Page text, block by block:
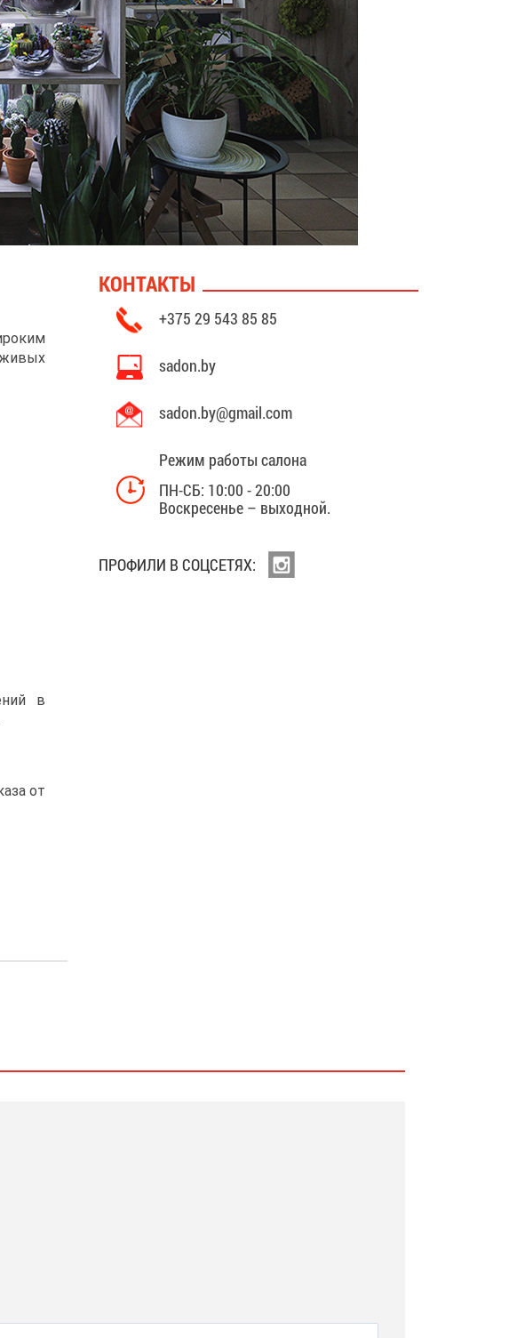
в
от
КОНТАКТЫ
+375 29 543 85 85
sadon.by
sadon.by@gmail.com
Режим работы салона
ПН-СБ: 10:00 - 20:00
Воскресенье – выходной.
ПРОФИЛИ В СОЦСЕТЯХ: